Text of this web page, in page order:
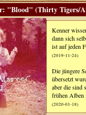
"Blood" (Thirty Tigers/
Kenner
dann sich
ist auf jeden
(2019-11-24)
Die jüngere
übersetzt
aber die sind
frühen Alben
(2020-01-18)